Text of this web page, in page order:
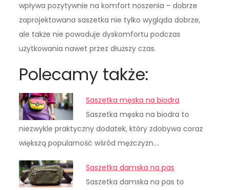
wpływa pozytywnie na komfort noszenia – dobrze
zaprojektowana saszetka nie tylko wygląda dobrze,
ale także nie powoduje dyskomfortu podczas
użytkowania nawet przez dłuższy czas.
Polecamy także:
Saszetka męska na biodra
Saszetka męska na biodra to
niezwykle praktyczny dodatek, który zdobywa coraz
większą popularność wśród mężczyzn.…
Saszetka damska na pas
Saszetka damska na pas to